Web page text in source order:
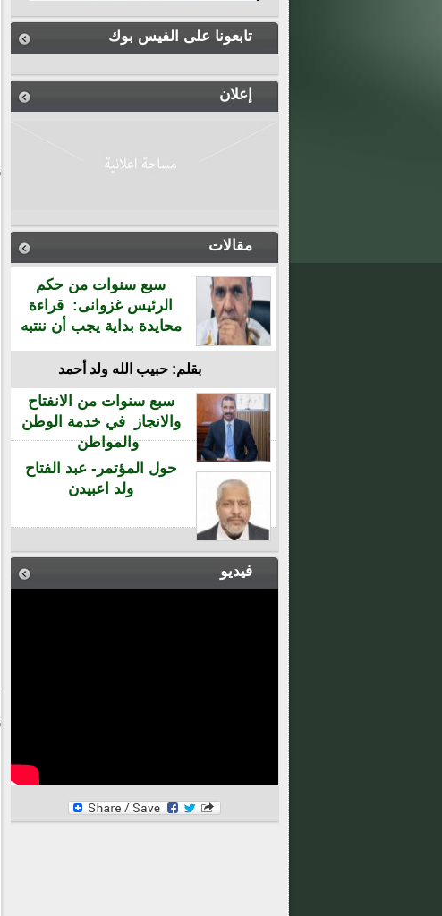
تابعونا على الفيس بوك
إعلان
مقالات
سبع سنوات من حكم
الرئيس غزوانى: قراءة
محايدة بداية يجب أن ننتبه
بقلم: حبيب الله ولد أحمد
سبع سنوات من الانفتاح
والانجاز في خدمة الوطن
والمواطن
حول المؤتمر- عبد الفتاح
ولد اعبيدن
فيديو